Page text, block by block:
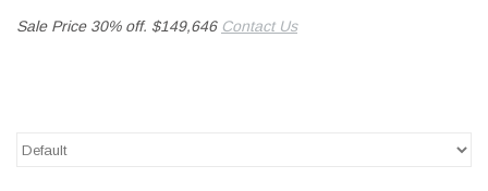
MANKS 特價區
STORIES 故事
Sale Price 30% off. $149,646 Contact Us